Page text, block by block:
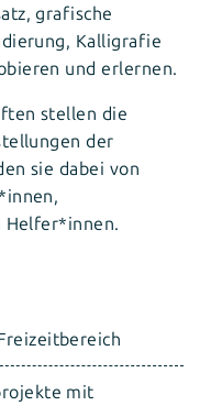
grafische
Kalligrafie
und erlernen.
stellen die
der
sie dabei von
mit